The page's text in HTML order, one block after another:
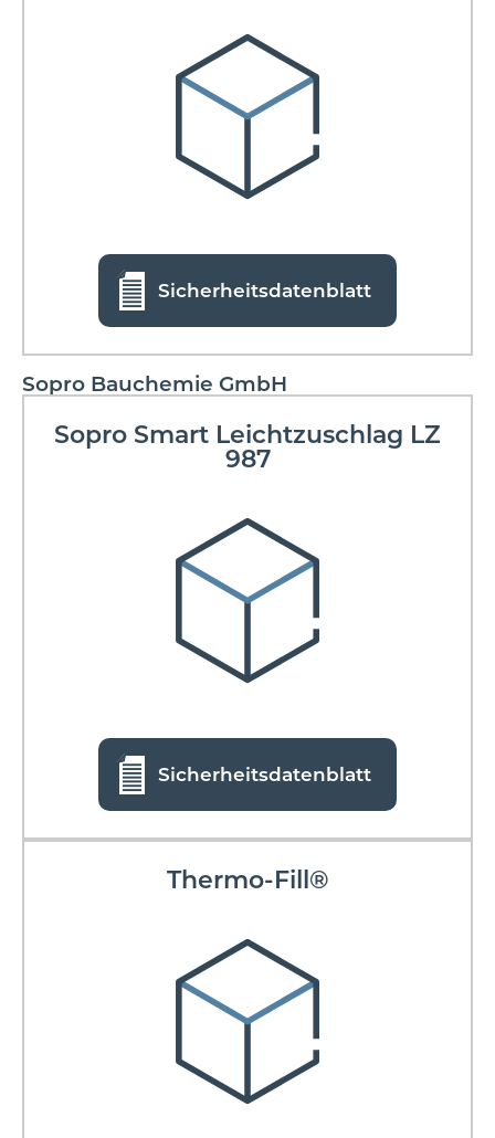
Sicherheitsdatenblatt
Sopro Bauchemie GmbH
Sopro Smart Leichtzuschlag LZ
987
Sicherheitsdatenblatt
Thermo-Fill®